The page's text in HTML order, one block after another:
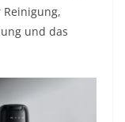
und das